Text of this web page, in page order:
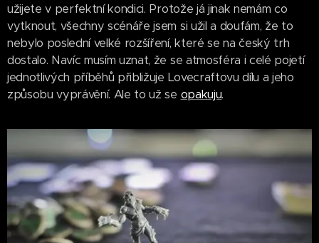
užijete v perfektní kondici. Protože já jinak nemám co
vytknout, všechny scénáře jsem si užil a doufám, že to
nebylo poslední velké rozšíření, které se na český trh
dostalo. Navíc musím uznat, že se atmosféra i celé pojetí
jednotlivých příběhů přibližuje Lovecraftovu dílu a jeho
způsobu vyprávění. Ale to už se opakuju.